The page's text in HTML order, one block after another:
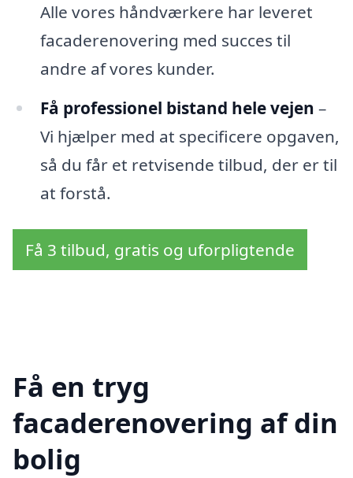
Alle vores håndværkere har leveret
facaderenovering med succes til
andre af vores kunder.
Få professionel bistand hele vejen –
Vi hjælper med at specificere opgaven,
så du får et retvisende tilbud, der er til
at forstå.
Få 3 tilbud, gratis og uforpligtende
Få en tryg
facaderenovering af din
bolig